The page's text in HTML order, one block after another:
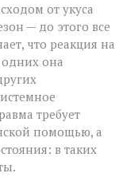
от укуса
— до этого все
что реакция на
она
требует
помощью, а
в таких